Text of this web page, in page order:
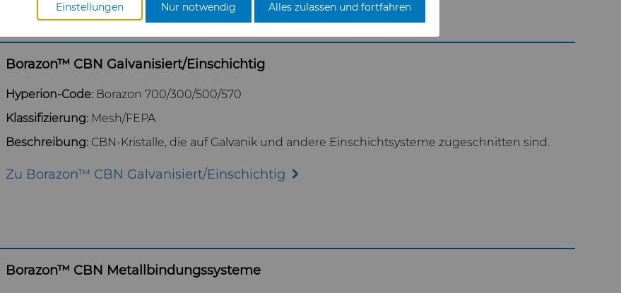
Borazon™ CBN Galvanisiert/Einschichtig
Hyperion-Code: Borazon 700/300/500/570
Klassifizierung: Mesh/FEPA
Beschreibung: CBN-Kristalle, die auf Galvanik und andere Einschichtsysteme zugeschnitten sind.
Zu Borazon™ CBN Galvanisiert/Einschichtig
Borazon™ CBN Metallbindungssysteme
Einstellungen Nur notwendig Alles zulassen und fortfahren